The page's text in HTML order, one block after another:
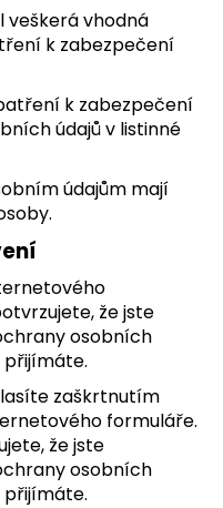
veškerá vhodná
k zabezpečení
k zabezpečení
údajů v listinné
údajům mají
že jste
osobních
přijímáte.
zaškrtnutím
formuláře.
že jste
osobních
přijímáte.